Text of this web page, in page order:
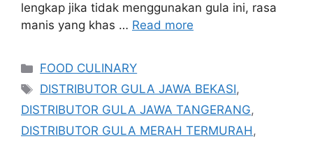
lengkap jika tidak menggunakan gula ini, rasa
manis yang khas … Read more
Categories
FOOD CULINARY
Tags
DISTRIBUTOR GULA JAWA BEKASI,
DISTRIBUTOR GULA JAWA TANGERANG,
DISTRIBUTOR GULA MERAH TERMURAH,